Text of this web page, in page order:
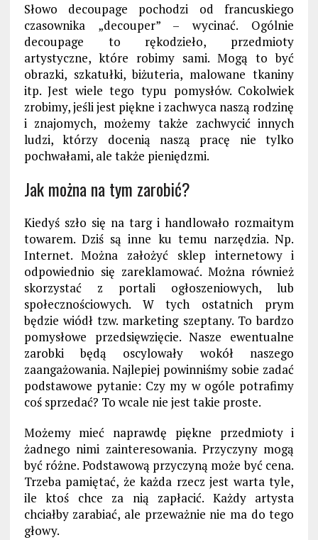
Słowo decoupage pochodzi od francuskiego
czasownika „decouper” – wycinać. Ogólnie
decoupage to rękodzieło, przedmioty
artystyczne, które robimy sami. Mogą to być
obrazki, szkatułki, biżuteria, malowane tkaniny
itp. Jest wiele tego typu pomysłów. Cokolwiek
zrobimy, jeśli jest piękne i zachwyca naszą rodzinę
i znajomych, możemy także zachwycić innych
ludzi, którzy docenią naszą pracę nie tylko
pochwałami, ale także pieniędzmi.
Jak można na tym zarobić?
Kiedyś szło się na targ i handlowało rozmaitym
towarem. Dziś są inne ku temu narzędzia. Np.
Internet. Można założyć sklep internetowy i
odpowiednio się zareklamować. Można również
skorzystać z portali ogłoszeniowych, lub
społecznościowych. W tych ostatnich prym
będzie wiódł tzw. marketing szeptany. To bardzo
pomysłowe przedsięwzięcie. Nasze ewentualne
zarobki będą oscylowały wokół naszego
zaangażowania. Najlepiej powinniśmy sobie zadać
podstawowe pytanie: Czy my w ogóle potrafimy
coś sprzedać? To wcale nie jest takie proste.
Możemy mieć naprawdę piękne przedmioty i
żadnego nimi zainteresowania. Przyczyny mogą
być różne. Podstawową przyczyną może być cena.
Trzeba pamiętać, że każda rzecz jest warta tyle,
ile ktoś chce za nią zapłacić. Każdy artysta
chciałby zarabiać, ale przeważnie nie ma do tego
głowy.